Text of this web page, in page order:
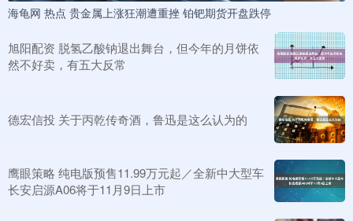
海龟网 热点 贵金属上涨狂潮遭重挫 铂钯期货开盘跌停
旭阳配资 脱氢乙酸钠退出舞台，但今年的月饼依
然不好卖，有五大反常
德宏信投 关于丙乾传奇酒，鲁迅是这么认为的
鹰眼策略 纯电版预售11.99万元起／全新中大型车
长安启源A06将于11月9日上市